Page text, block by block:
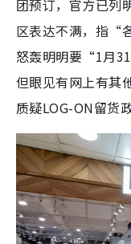
团预订，官方已列
区表达不满，指“
怒轰明明要“1月
但眼见有网上有其
质疑LOG-ON留货